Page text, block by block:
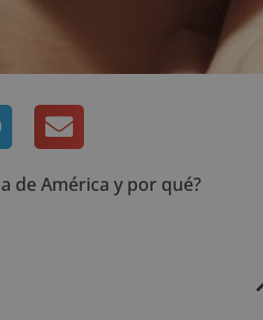
de América y por qué?